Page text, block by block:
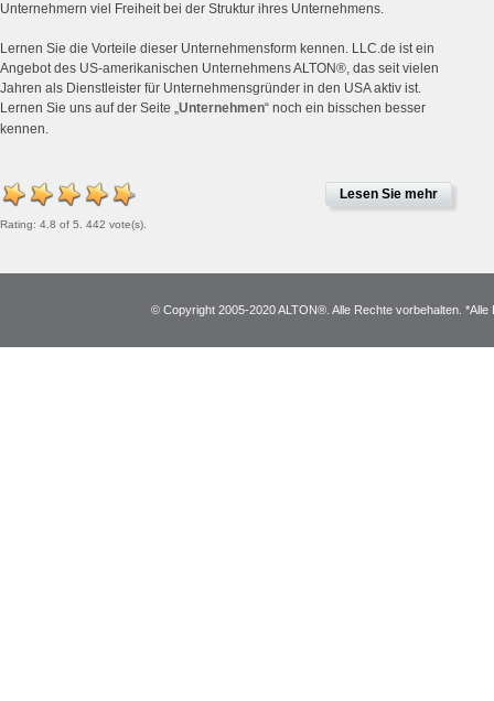
Unternehmern viel Freiheit bei der Struktur ihres Unternehmens.
Lernen Sie die Vorteile dieser Unternehmensform kennen. LLC.de ist ein
Angebot des US-amerikanischen Unternehmens ALTON®, das seit vielen
Jahren als Dienstleister für Unternehmensgründer in den USA aktiv ist.
Lernen Sie uns auf der Seite „Unternehmen“ noch ein bisschen besser
kennen.
Lesen Sie mehr
Rating: 4.8 of 5. 442 vote(s).
© Copyright 2005-2020 ALTON®. Alle Rechte vorbehalten.